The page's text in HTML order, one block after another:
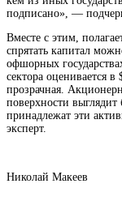
подписано», —
Вместе с этим,
спрятать капитал
офшорных
сектора оценивается
прозрачная.
поверхности
принадлежат эти
эксперт.
Николай Макеев